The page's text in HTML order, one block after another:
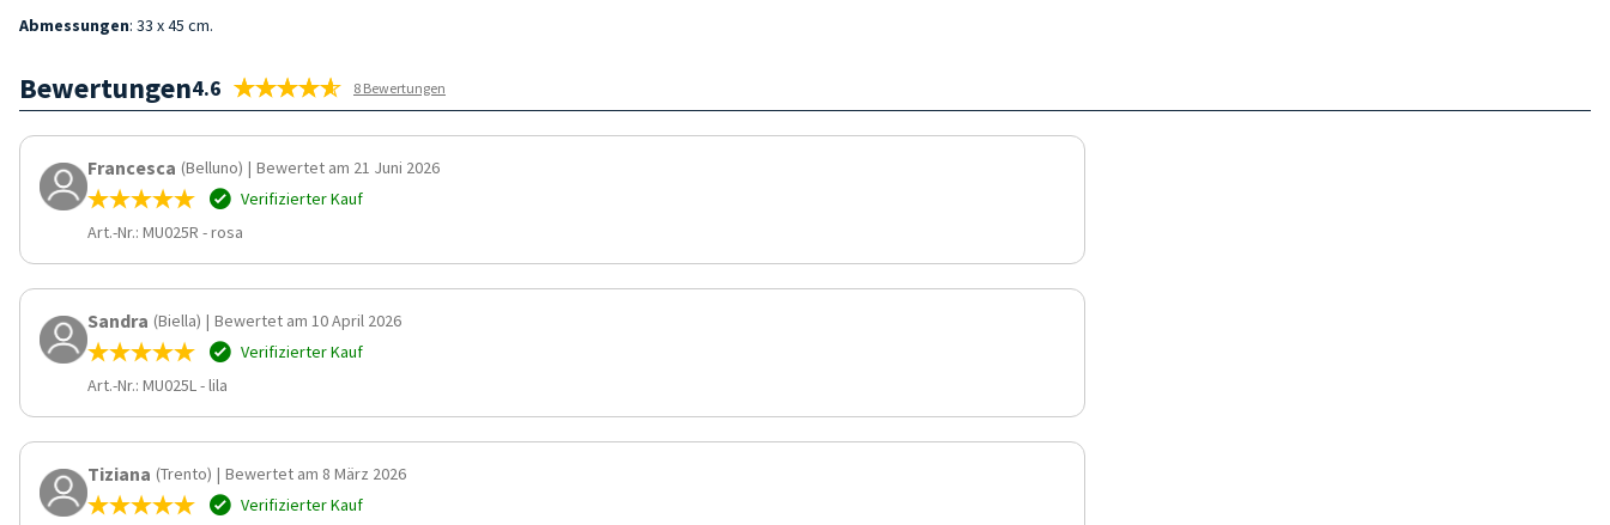
Abmessungen: 33 x 45 cm.
Bewertungen4.6 8 Bewertungen
Francesca (Belluno) | Bewertet am 21 Juni 2026
Verifizierter Kauf
Art.-Nr.: MU025R -rosa
Sandra (Biella) | Bewertet am 10 April 2026
Verifizierter Kauf
Art.-Nr.: MU025L-lila
Tiziana (Trento) | Bewertet am 8 März 2026
Verifizierter Kauf